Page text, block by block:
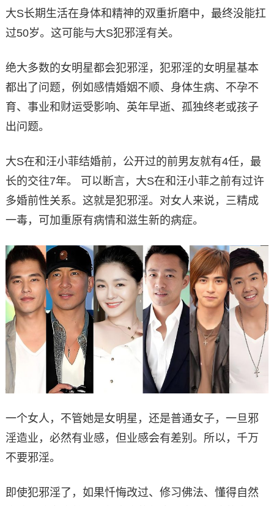
大S长期生活在身体和精神的双重折磨中，最终没能扛
过50岁。这可能与大S犯邪淫有关。
绝大多数的女明星都会犯邪淫，犯邪淫的女明星基本
都出了问题，例如感情婚姻不顺、身体生病、不孕不
育、事业和财运受影响、英年早逝、孤独终老或孩子
出问题。
大S在和汪小菲结婚前，公开过的前男友就有4任，最
长的交往7年。 可以断言，大S在和汪小菲之前有过许
多婚前性关系。这就是犯邪淫。对女人来说，三精成
一毒，可加重原有病情和滋生新的病症。
一个女人，不管她是女明星，还是普通女子，一旦邪
淫造业，必然有业感，但业感会有差别。所以，千万
不要邪淫。
即使犯邪淫了，如果忏悔改过、修习佛法、懂得自然